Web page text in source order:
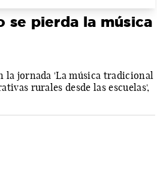
se pierda la música
la jornada 'La música tradicional
rurales desde las escuelas',